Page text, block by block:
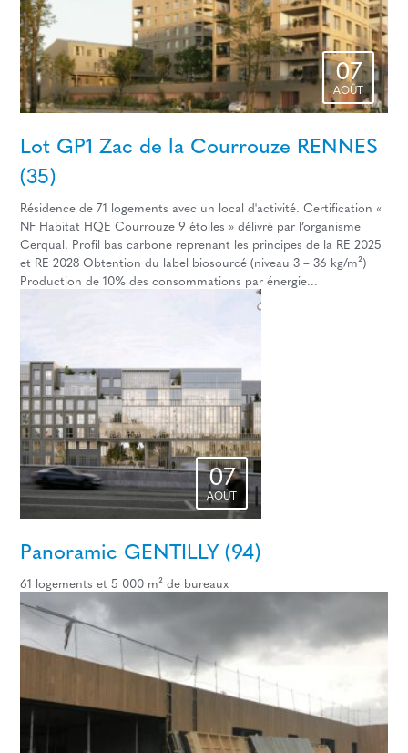
07
AOÛT
Lot GP1 Zac de la Courrouze RENNES
(35)
Résidence de 71 logements avec un local d'activité. Certification «
NF Habitat HQE Courrouze 9 étoiles » délivré par l’organisme
Cerqual. Profil bas carbone reprenant les principes de la RE 2025
et RE 2028 Obtention du label biosourcé (niveau 3 – 36 kg/m²)
Production de 10% des consommations par énergie...
07
AOÛT
Panoramic GENTILLY (94)
61 logements et 5 000 m² de bureaux